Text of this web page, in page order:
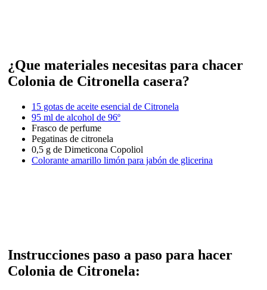
¿Que materiales necesitas para chacer
Colonia de Citronella casera?
15 gotas de aceite esencial de Citronela
95 ml de alcohol de 96º
Frasco de perfume
Pegatinas de citronela
0,5 g de Dimeticona Copoliol
Colorante amarillo limón para jabón de glicerina
Instrucciones paso a paso para hacer
Colonia de Citronela: